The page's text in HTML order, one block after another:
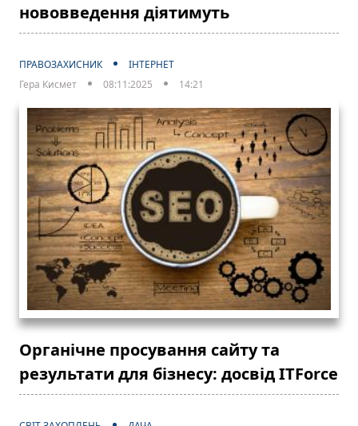
нововведення діятимуть
ПРАВОЗАХИСНИК
ІНТЕРНЕТ
Гера Кисмет
08:11:2025 14:21
Органічне просування сайту та
результати для бізнесу: досвід ITForce